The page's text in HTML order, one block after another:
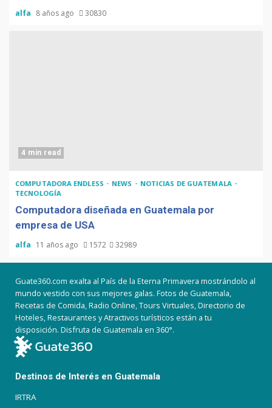
alfa 8 años ago 30830
4 min read
COMPUTADORA ENDLESS NEWS
NOTICIAS DE GUATEMALA
TECNOLOGÍA
Computadora diseñada en Guatemala por
empresa de USA
alfa 11 años ago 1572 32989
Guate360.com exalta al País de la Eterna Primavera mostrándolo al
mundo vestido con sus mejores galas. Fotos de Guatemala,
Recetas de Comida, Radio Online, Tours Virtuales, Directorio de
Hoteles, Restaurantes y Atractivos turísticos están a tu
disposición. Disfruta de Guatemala en 360°.
Destinos de Interés en Guatemala
IRTRA